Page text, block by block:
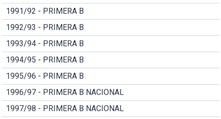
1991/92 - PRIMERA B
1992/93 - PRIMERA B
1993/94 - PRIMERA B
1994/95 - PRIMERA B
1995/96 - PRIMERA B
1996/97 - PRIMERA B NACIONAL
1997/98 - PRIMERA B NACIONAL